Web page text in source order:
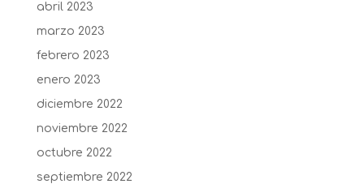
abril 2023
marzo 2023
febrero 2023
enero 2023
diciembre 2022
noviembre 2022
octubre 2022
septiembre 2022